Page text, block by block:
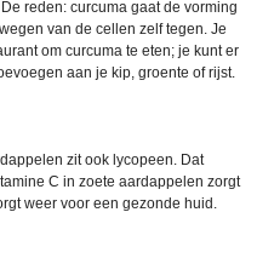
reden: curcuma gaat de vorming
van de cellen zelf tegen. Je
om curcuma te eten; je kunt er
aan je kip, groente of rijst.
zit ook lycopeen. Dat
C in zoete aardappelen zorgt
weer voor een gezonde huid.